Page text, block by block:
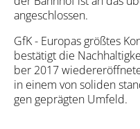
ange­schlos­sen.
GfK - Euro­pas größ­tes
bestä­tigt die
ber 2017
in einem von soli­den
gen gepräg­ten Umfeld.